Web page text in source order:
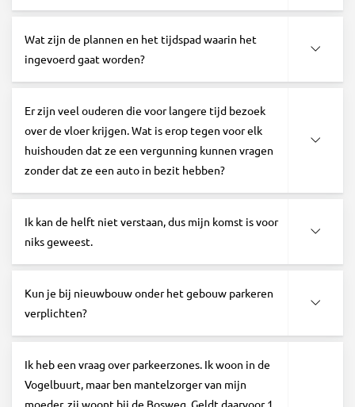
Wat zijn de plannen en het tijdspad waarin het
ingevoerd gaat worden?
Er zijn veel ouderen die voor langere tijd bezoek
over de vloer krijgen. Wat is erop tegen voor elk
huishouden dat ze een vergunning kunnen vragen
zonder dat ze een auto in bezit hebben?
Ik kan de helft niet verstaan, dus mijn komst is voor
niks geweest.
Kun je bij nieuwbouw onder het gebouw parkeren
verplichten?
Ik heb een vraag over parkeerzones. Ik woon in de
Vogelbuurt, maar ben mantelzorger van mijn
moeder, zij woont bij de Bosweg. Geldt daarvoor 1